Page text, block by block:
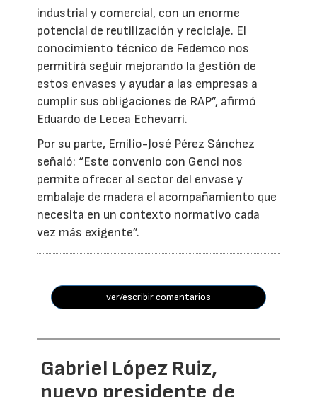
industrial y comercial, con un enorme
potencial de reutilización y reciclaje. El
conocimiento técnico de Fedemco nos
permitirá seguir mejorando la gestión de
estos envases y ayudar a las empresas a
cumplir sus obligaciones de RAP”, afirmó
Eduardo de Lecea Echevarri.
Por su parte, Emilio-José Pérez Sánchez
señaló: “Este convenio con Genci nos
permite ofrecer al sector del envase y
embalaje de madera el acompañamiento que
necesita en un contexto normativo cada
vez más exigente”.
ver/escribir comentarios
Gabriel López Ruiz,